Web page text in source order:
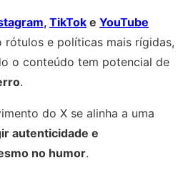
, TikTok e YouTube
e políticas mais rígidas,
o conteúdo tem potencial de
.
do X se alinha a uma
autenticidade e
no humor.